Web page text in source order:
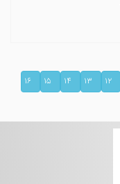
۱۲ ۱۳ ۱۴ ۱۵
۱۶